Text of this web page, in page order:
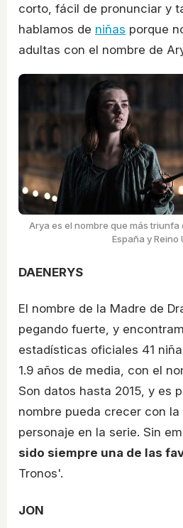
corto, fácil de pronunciar y
hablamos de niñas porque
adultas con el nombre de
Arya es el nombre que más
España y Reino
DAENERYS
El nombre de la Madre de
pegando fuerte, y
estadísticas oficiales 41
1.9 años de media, con el
Son datos hasta 2015, y es
nombre pueda crecer con la
personaje en la serie. Sin
sido siempre una de las
Tronos'.
JON